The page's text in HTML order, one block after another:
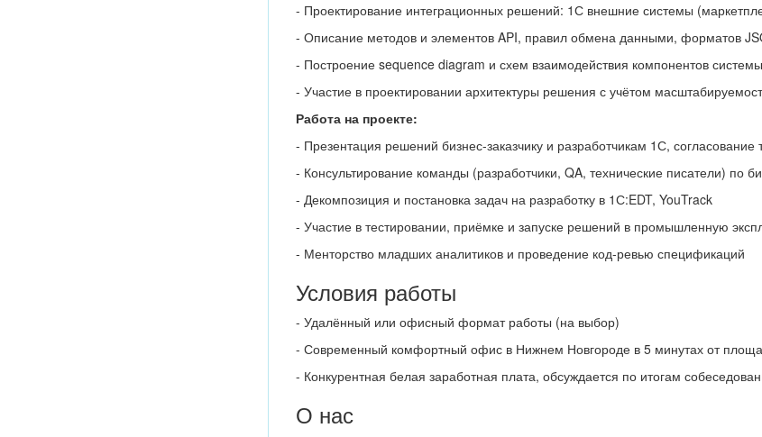
- Проектирование интеграционных решений: 1С внешние системы
- Описание методов и элементов API, правил обмена данными, форматов
- Построение sequence diagram и схем взаимодействия компонентов системы
- Участие в проектировании архитектуры решения с учётом
Работа на проекте:
- Презентация решений бизнес-заказчику и разработчикам 1С, согласование
- Консультирование команды (разработчики, QA, технические писатели) по
- Декомпозиция и постановка задач на разработку в 1С:EDT, YouTrack
- Участие в тестировании, приёмке и запуске решений в промышленную
- Менторство младших аналитиков и проведение код-ревью спецификаций
Условия работы
- Удалённый или офисный формат работы (на выбор)
- Современный комфортный офис в Нижнем Новгороде в 5 минутах от
- Конкурентная белая заработная плата, обсуждается по итогам
О нас